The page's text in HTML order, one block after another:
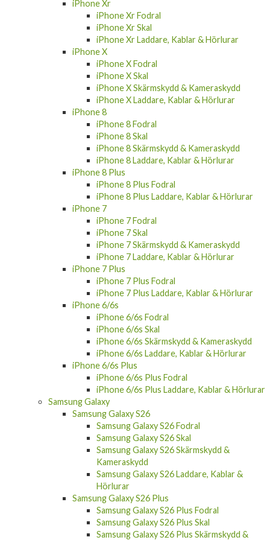
iPhone Xr
iPhone Xr Fodral
iPhone Xr Skal
iPhone Xr Laddare, Kablar & Hörlurar
iPhone X
iPhone X Fodral
iPhone X Skal
iPhone X Skärmskydd & Kameraskydd
iPhone X Laddare, Kablar & Hörlurar
iPhone 8
iPhone 8 Fodral
iPhone 8 Skal
iPhone 8 Skärmskydd & Kameraskydd
iPhone 8 Laddare, Kablar & Hörlurar
iPhone 8 Plus
iPhone 8 Plus Fodral
iPhone 8 Plus Laddare, Kablar & Hörlurar
iPhone 7
iPhone 7 Fodral
iPhone 7 Skal
iPhone 7 Skärmskydd & Kameraskydd
iPhone 7 Laddare, Kablar & Hörlurar
iPhone 7 Plus
iPhone 7 Plus Fodral
iPhone 7 Plus Laddare, Kablar & Hörlurar
iPhone 6/6s
iPhone 6/6s Fodral
iPhone 6/6s Skal
iPhone 6/6s Skärmskydd & Kameraskydd
iPhone 6/6s Laddare, Kablar & Hörlurar
iPhone 6/6s Plus
iPhone 6/6s Plus Fodral
iPhone 6/6s Plus Laddare, Kablar & Hörlurar
Samsung Galaxy
Samsung Galaxy S26
Samsung Galaxy S26 Fodral
Samsung Galaxy S26 Skal
Samsung Galaxy S26 Skärmskydd &
Kameraskydd
Samsung Galaxy S26 Laddare, Kablar &
Hörlurar
Samsung Galaxy S26 Plus
Samsung Galaxy S26 Plus Fodral
Samsung Galaxy S26 Plus Skal
Samsung Galaxy S26 Plus Skärmskydd &